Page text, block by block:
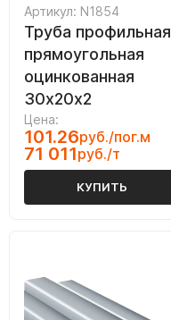
Артикул: N1854
Труба профильная
прямоугольная
оцинкованная
30х20х2
Цена:
101.26руб./пог.м
71 011руб./т
КУПИТЬ